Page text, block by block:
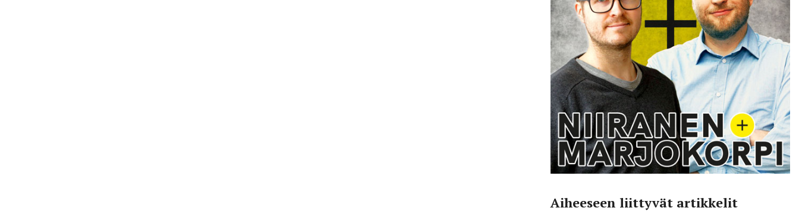
Aiheeseen liittyvät artikkelit